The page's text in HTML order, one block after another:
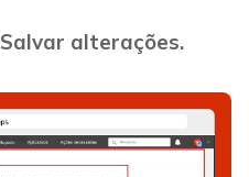
Salvar alterações.